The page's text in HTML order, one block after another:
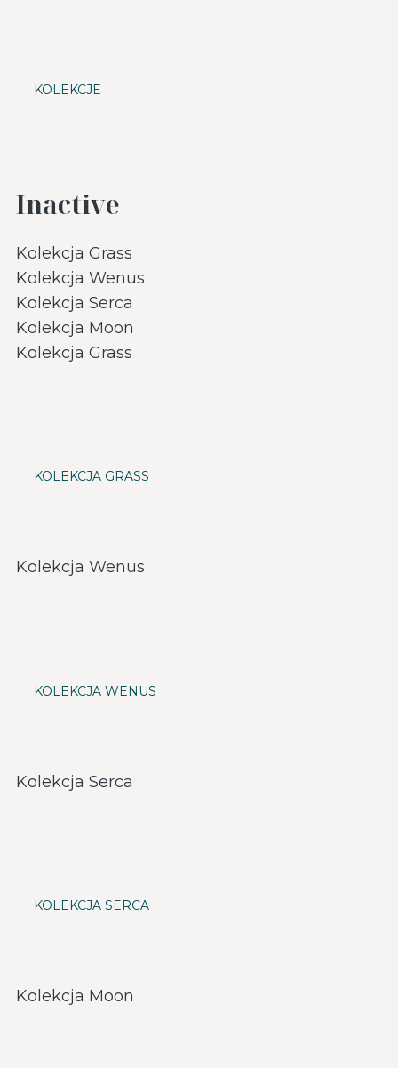
KOLEKCJE
Inactive
Kolekcja Grass
Kolekcja Wenus
Kolekcja Serca
Kolekcja Moon
Kolekcja Grass
KOLEKCJA GRASS
Kolekcja Wenus
KOLEKCJA WENUS
Kolekcja Serca
KOLEKCJA SERCA
Kolekcja Moon